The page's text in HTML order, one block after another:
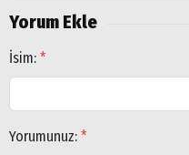
Yorum Ekle
İsim: *
Yorumunuz: *
Aramalar:
Doğubayazıt